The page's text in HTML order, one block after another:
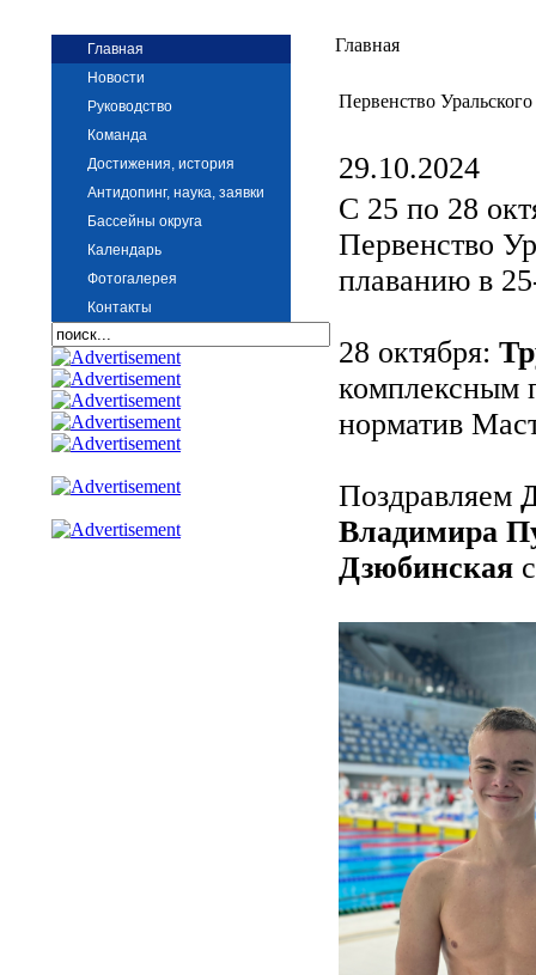
Главная
Новости
Руководство
Команда
Достижения, история
Антидопинг, наука, заявки
Бассейны округа
Календарь
Фотогалерея
Контакты
Главная
Первенство
29.10.2024
С 25 по 28
Первенство
плаванию в
28 октября:
комплексным
норматив
Поздравляем
Владимира
Дзюбинская